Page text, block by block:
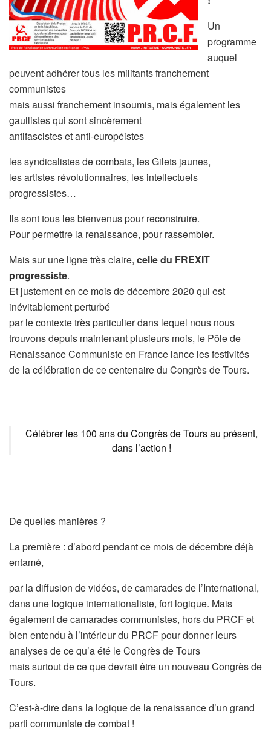
Un
programme
auquel
peuvent adhérer tous les militants franchement
communistes
mais aussi franchement insoumis, mais également les
gaullistes qui sont sincèrement
antifascistes et anti-européistes
les syndicalistes de combats, les Gilets jaunes,
les artistes révolutionnaires, les intellectuels
progressistes…
Ils sont tous les bienvenus pour reconstruire.
Pour permettre la renaissance, pour rassembler.
Mais sur une ligne très claire, celle du FREXIT
progressiste.
Et justement en ce mois de décembre 2020 qui est
inévitablement perturbé
par le contexte très particulier dans lequel nous nous
trouvons depuis maintenant plusieurs mois, le Pôle de
Renaissance Communiste en France lance les festivités
de la célébration de ce centenaire du Congrès de Tours.
Célébrer les 100 ans du Congrès de Tours au présent,
dans l’action !
De quelles manières ?
La première : d’abord pendant ce mois de décembre déjà
entamé,
par la diffusion de vidéos, de camarades de l’International,
dans une logique internationaliste, fort logique. Mais
également de camarades communistes, hors du PRCF et
bien entendu à l’intérieur du PRCF pour donner leurs
analyses de ce qu’a été le Congrès de Tours
mais surtout de ce que devrait être un nouveau Congrès de
Tours.
C’est-à-dire dans la logique de la renaissance d’un grand
parti communiste de combat !